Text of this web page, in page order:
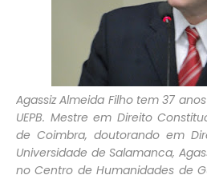
Agassiz Almeida Filho tem 37
UEPB. Mestre em Direito
de Coimbra, doutorando em
Universidade de Salamanca,
no Centro de Humanidades de